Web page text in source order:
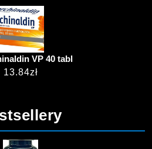
VP 40 tabl
13.84zł